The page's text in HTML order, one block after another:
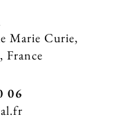
Marie Curie,
France
06